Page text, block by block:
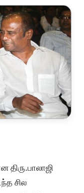
திரு.பாலாஜி
சில